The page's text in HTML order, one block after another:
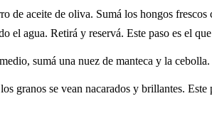
de aceite de oliva. Sumá los hongos
el agua. Retirá y reservá. Este paso es el
sumá una nuez de manteca y la
granos se vean nacarados y brillantes.